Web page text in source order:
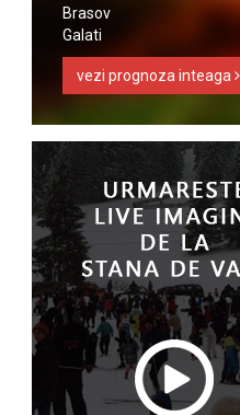
Brasov
Galati
vezi prognoza inteaga